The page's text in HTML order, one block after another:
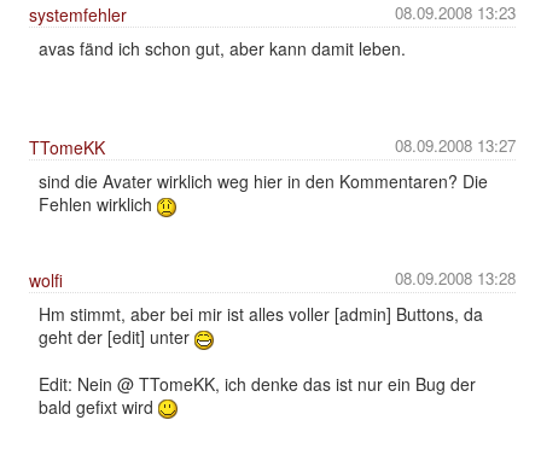
08.09.2008 13:23
systemfehler
avas fänd ich schon gut, aber kann damit leben.
08.09.2008 13:27
TTomeKK
sind die Avater wirklich weg hier in den Kommentaren? Die
Fehlen wirklich
08.09.2008 13:28
wolfi
Hm stimmt, aber bei mir ist alles voller [admin] Buttons, da
geht der [edit] unter
Edit: Nein @ TTomeKK, ich denke das ist nur ein Bug der
bald gefixt wird